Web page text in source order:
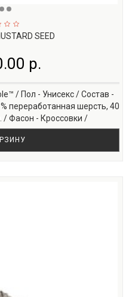
SEED
р.
/ Пол - Унисекс / Состав -
переработанная шерсть, 40
/ Фасон - Кроссовки /